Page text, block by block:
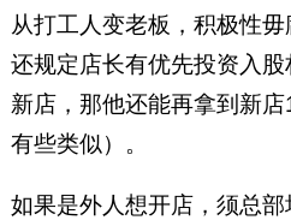
从打工人变老板，积极性
还规定店长有优先投资入
新店，那他还能再拿到新
有些类似）。
如果是外人想开店，须总部